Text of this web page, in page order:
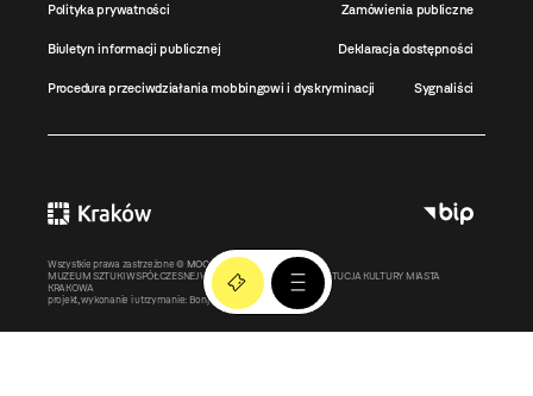
Polityka prywatności Zamówienia publiczne
Biuletyn informacji publicznej Deklaracja dostępności
Procedura przeciwdziałania mobbingowi i dyskryminacji Sygnaliści
Wszystkie prawa zastrzeżone © MOCAK2011-2026
MUZEUM SZTUKI WSPÓŁCZESNEJ W KRAKOWIE MOCAK – INSTYTUCJA KULTURY MIASTA
KRAKOWA
projekt, wykonanie i utrzymanie: Bonjour.pl